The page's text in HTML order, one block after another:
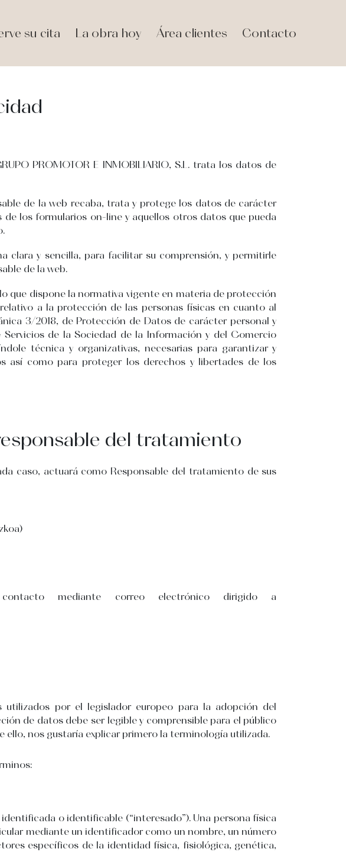
su cita La obra hoy Área clientes Contacto
PROMOTOR E INMOBILIARIO, S.L. trata los datos de
de la web recaba, trata y protege los datos de carácter
los formularios on-line y aquellos otros datos que pueda
clara y sencilla, para facilitar su comprensión, y permitirle
de la web.
que dispone la normativa vigente en materia de protección
a la protección de las personas físicas en cuanto al
3/2018, de Protección de Datos de carácter personal y
de la Sociedad de la Información y del Comercio
técnica y organizativas, necesarias para garantizar y
así como para proteger los derechos y libertades de los
del tratamiento
caso, actuará como Responsable del tratamiento de sus
mediante correo electrónico dirigido a
por el legislador europeo para la adopción del
de datos debe ser legible y comprensible para el público
ello, nos gustaría explicar primero la terminología utilizada.
o identificable (“interesado”). Una persona física
mediante un identificador como un nombre, un número
específicos de la identidad física, fisiológica, genética,